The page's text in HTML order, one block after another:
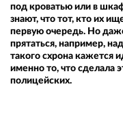
под кроватью или в
знают, что тот, кто их
первую очередь. Но
прятаться, например,
такого схрона кажется
именно то, что сделала
полицейских.